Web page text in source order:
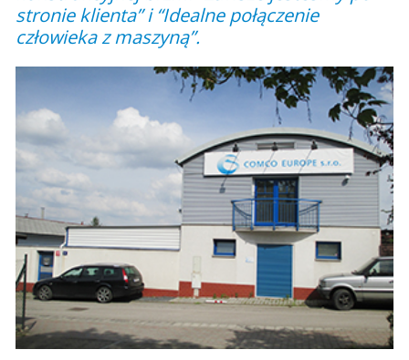
stronie klienta” i “Idealne połączenie
człowieka z maszyną”.